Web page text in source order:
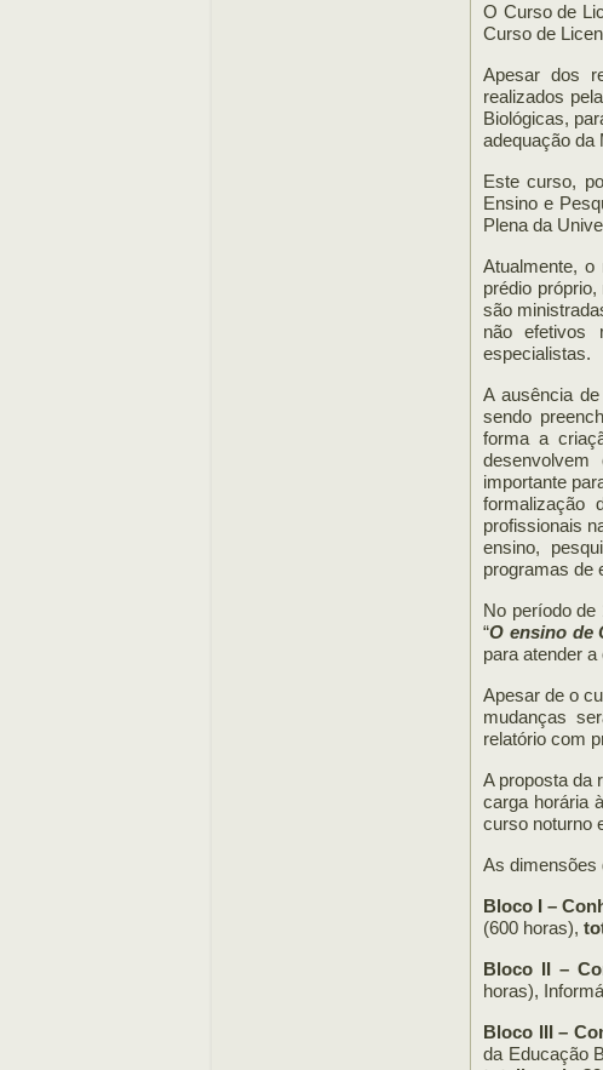
O Curso de
Curso de
Apesar dos
realizados
Biológicas,
adequação da
Este curso,
Ensino e
Plena da
Atualmente,
prédio
são
não efetivos
especialistas.
A ausência
sendo
forma a
importante
formalização
profissionais
ensino,
programas de
No período de
“O ensino de
para atender
Apesar de o
mudanças
relatório com
A proposta da
carga horária
curso noturno
As dimensões
Bloco I –
(600 horas),
Bloco II –
horas),
Bloco III –
da Educação